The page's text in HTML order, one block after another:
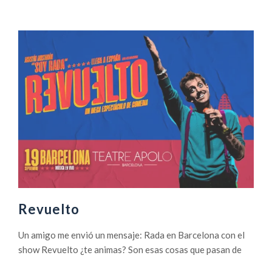
Revuelto
Un amigo me envió un mensaje: Rada en Barcelona con el
show Revuelto ¿te animas? Son esas cosas que pasan de